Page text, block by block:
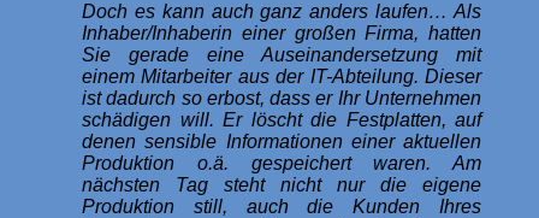
Doch es kann auch ganz anders laufen… Als
Inhaber/Inhaberin einer großen Firma, hatten
Sie gerade eine Auseinandersetzung mit
einem Mitarbeiter aus der IT-Abteilung. Dieser
ist dadurch so erbost, dass er Ihr Unternehmen
schädigen will. Er löscht die Festplatten, auf
denen sensible Informationen einer aktuellen
Produktion o.ä. gespeichert waren. Am
nächsten Tag steht nicht nur die eigene
Produktion still, auch die Kunden Ihres